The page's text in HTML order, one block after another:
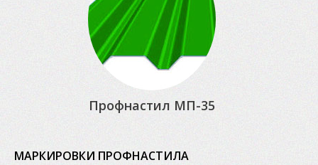
Профнастил МП-35
МАРКИРОВКИ ПРОФНАСТИЛА